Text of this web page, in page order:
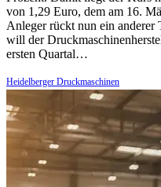
von 1,29 Euro, dem am 16.
Anleger rückt nun ein
will der
ersten Quartal…
Heidelberger Druckmaschinen